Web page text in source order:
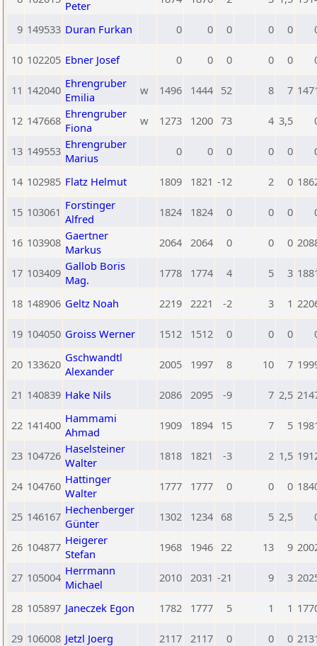
Peter
9 149533 Duran Furkan 0 0 0 0 0
10 102205 Ebner Josef 0 0 0 0 0
11 142040 Ehrengruber
Emilia
w 1496 1444 52 8 7
12 147668 Ehrengruber
Fiona
w 1273 1200 73 4 3,5
13 149553 Ehrengruber
Marius
0 0 0 0 0
14 102985 Flatz Helmut 1809 1821 -12 2 0
15 103061 Forstinger
Alfred
1824 1824 0 0 0
16 103908 Gaertner
Markus
2064 2064 0 0 0
17 103409 Gallob Boris
Mag.
1778 1774 4 5 3
18 148906 Geltz Noah 2219 2221 -2 3 1
19 104050 Groiss Werner 1512 1512 0 0 0
20 133620 Gschwandtl
Alexander
2005 1997 8 10 7
21 140839 Hake Nils 2086 2095 -9 7 2,5
22 141400 Hammami
Ahmad
1909 1894 15 7 5
23 104726 Haselsteiner
Walter
1818 1821 -3 2 1,5
24 104760 Hattinger
Walter
1777 1777 0 0 0
25 146167 Hechenberger
Günter
1302 1234 68 5 2,5
26 104877 Heigerer
Stefan
1968 1946 22 13 9
27 105004 Herrmann
Michael
2010 2031 -21 9 3
28 105897 Janeczek Egon 1782 1777 5 1 1
29 106008 Jetzl Joerg 2117 2117 0 0 0